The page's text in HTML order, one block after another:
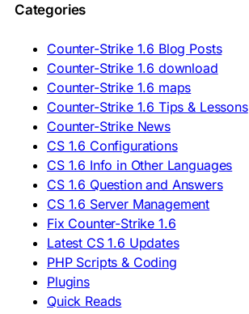
🇵🇹 Descarregar CS 1.6
🇷🇺 Скачать CS 1.6
🇷🇸 Preuzmi CS 1.6
🇸🇰 Stiahnuť CS 1.6
🇸🇮 Prenesi CS 1.6
🇪🇸 Descargar CS 1.6
🇪🇸 Deskargatu CS 1.6
🇸🇪 Ladda ner CS 1.6
🇹🇷 CS 1.6 İndir
🇺🇦 Завантажити CS 1.6
ASIA & AFRICA
🇦🇿 CS 1.6 Yüklə
🇬🇪 CS 1.6 ჩამოტვირთვა
🇮🇳 CS 1.6 डाउनलोड
🇮🇩 Unduh CS 1.6
🇲🇾 CS 1.6 Muat Turun
🇲🇳 CS 1.6 Татах
Categories
Counter-Strike 1.6 Blog Posts
Counter-Strike 1.6 download
Counter-Strike 1.6 maps
Counter-Strike 1.6 Tips & Lessons
Counter-Strike News
CS 1.6 Configurations
CS 1.6 Info in Other Languages
CS 1.6 Question and Answers
CS 1.6 Server Management
Fix Counter-Strike 1.6
Latest CS 1.6 Updates
PHP Scripts & Coding
Plugins
Quick Reads